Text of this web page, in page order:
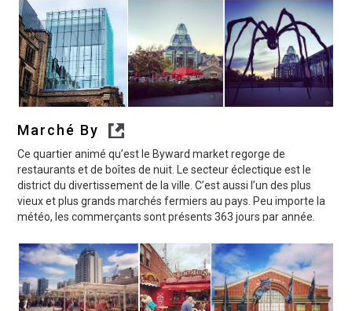
Marché By
Ce quartier animé qu’est le Byward market regorge de
restaurants et de boîtes de nuit. Le secteur éclectique est le
district du divertissement de la ville. C’est aussi l’un des plus
vieux et plus grands marchés fermiers au pays. Peu importe la
météo, les commerçants sont présents 363 jours par année.